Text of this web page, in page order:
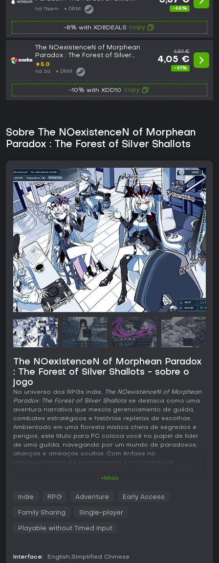
Shallots PC Steam CD Key
há 11sem DRM: -46%
-8% with XD8DEALS copy
The NOexistenceN of Morphean
Paradox : The Forest of Silver
Shallots Steam Key (PC) GLOBAL
★5.0
há 2d DRM:
6,89 €
4,05 €
-41%
-10% with XDD10 copy
Sobre The NOexistenceN of Morphean
Paradox : The Forest of Silver Shallots
The NOexistenceN of Morphean Paradox
: The Forest of Silver Shallots - sobre o
jogo
No universo dos RPGs indie,
The NOexistenceN of Morphean
Paradox: The Forest of Silver Shallots se destaca como uma
aventura narrativa que mescla gerenciamento de guilda,
combates estratégicos e histórias repletas de escolhas.
Ambientado em uma floresta mística cheia de segredos e
perigos, este título para PC coloca você no papel de líder
de uma guilda, navegando por um mundo de paradoxos,
alianças e ameaças ocultas. Com ênfase no
desenvolvimento de personagens e na tomada de
RPG envoltas em uma trama cativante sobre destino e
guilda de aventureiros em um sistema de progressão diária.
ou lidar com pedidos de mercadores suspeitos. Cada
+Mais
Indie RPG Adventure Early Access
Family Sharing Single-player
Playable without Timed Input
Interface: English Simplified Chinese